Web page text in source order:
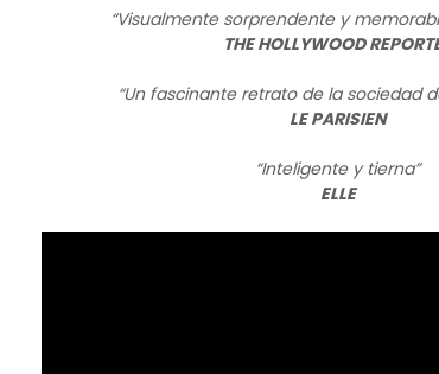
“Visualmente sorprendente y
THE HOLLYWOOD
“Un fascinante retrato de la sociedad
LE PARISIEN
“Inteligente y tierna”
ELLE